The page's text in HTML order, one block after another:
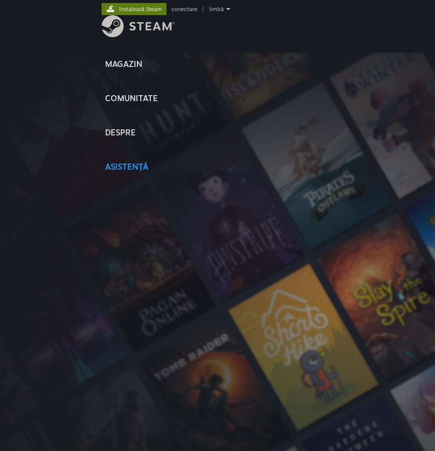
MAGAZIN
COMUNITATE
DESPRE
ASISTENȚĂ
Instalează Steam conectare limbă